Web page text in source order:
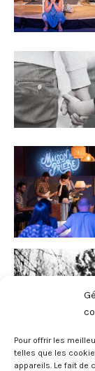
Pour offrir les
telles que les
appareils. Le fait de